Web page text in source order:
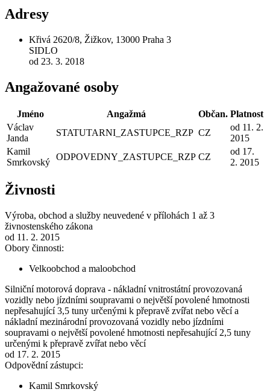
Adresy
Křivá 2620/8, Žižkov, 13000 Praha 3
SIDLO
od 23. 3. 2018
Angažované osoby
Jméno Angažmá Občan. Platnost
Václav
Janda
STATUTARNI_ZASTUPCE_RZP CZ
od 11. 2.
2015
Kamil
Smrkovský
ODPOVEDNY_ZASTUPCE_RZP CZ
od 17.
2. 2015
Živnosti
Výroba, obchod a služby neuvedené v přílohách 1 až 3
živnostenského zákona
od 11. 2. 2015
Obory činnosti:
Velkoobchod a maloobchod
Silniční motorová doprava - nákladní vnitrostátní provozovaná
vozidly nebo jízdními soupravami o největší povolené hmotnosti
nepřesahující 3,5 tuny určenými k přepravě zvířat nebo věcí a
nákladní mezinárodní provozovaná vozidly nebo jízdními
soupravami o největší povolené hmotnosti nepřesahující 2,5 tuny
určenými k přepravě zvířat nebo věcí
od 17. 2. 2015
Odpovědní zástupci:
Kamil Smrkovský